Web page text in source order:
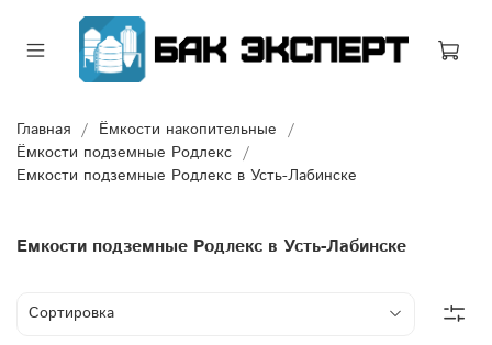
Главная
Ёмкости накопительные
Ёмкости подземные Родлекс
Емкости подземные Родлекс в Усть-Лабинске
Емкости подземные Родлекс в Усть-Лабинске